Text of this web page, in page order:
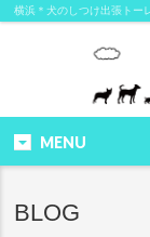
横浜＊犬のしつけ出張トー
MENU
BLOG